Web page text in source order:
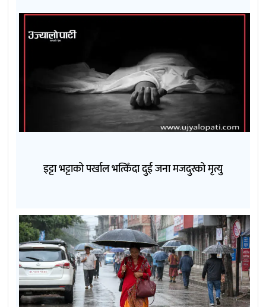
इट्टा भट्टाको पर्खाल भत्किँदा दुई जना मजदुरको मृत्यु